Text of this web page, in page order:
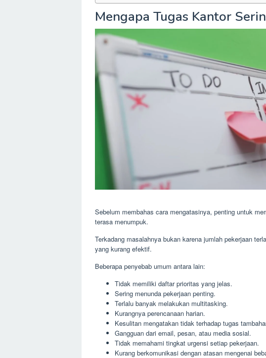
Mengapa Tugas Kantor
Sebelum membahas cara mengatasinya, penting untuk
terasa menumpuk.
Terkadang masalahnya bukan karena jumlah pekerjaan
yang kurang efektif.
Beberapa penyebab umum antara lain:
Tidak memiliki daftar prioritas yang jelas.
Sering menunda pekerjaan penting.
Terlalu banyak melakukan multitasking.
Kurangnya perencanaan harian.
Kesulitan mengatakan tidak terhadap tugas
Gangguan dari email, pesan, atau media sosial.
Tidak memahami tingkat urgensi setiap pekerjaan.
Kurang berkomunikasi dengan atasan mengenai